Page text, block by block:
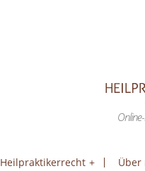
Heilpraktikerrecht Über